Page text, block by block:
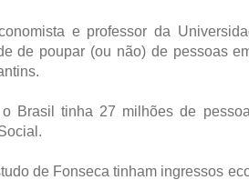
e professor da
de poupar (ou não) de pessoas
Brasil tinha 27 milhões de
de Fonseca tinham ingressos